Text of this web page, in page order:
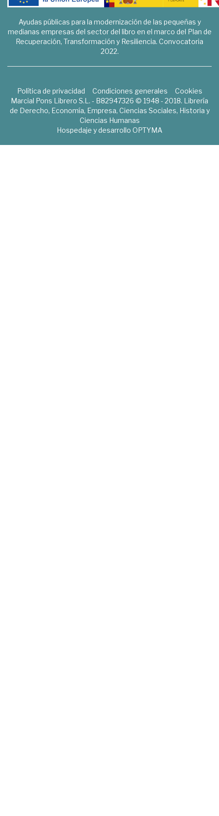
Ayudas públicas para la modernización de las pequeñas y
medianas empresas del sector del libro en el marco del Plan de
Recuperación, Transformación y Resiliencia. Convocatoria
2022.
Política de privacidad Condiciones generales
Cookies
Marcial Pons Librero S.L. - B82947326 © 1948 - 2018. Librería
de Derecho, Economía, Empresa, Ciencias Sociales, Historia y
Ciencias Humanas
Hospedaje y desarrollo OPTYMA